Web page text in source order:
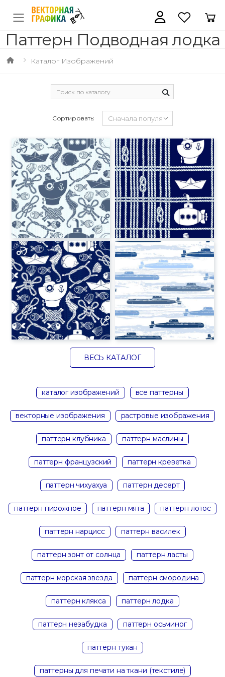
Паттерн Подводная лодка
Каталог Изображений
Сортировать:
ВЕСЬ КАТАЛОГ
каталог изображений все паттерны
векторные изображения растровые изображения
паттерн клубника паттерн маслины
паттерн французский паттерн креветка
паттерн чихуахуа паттерн десерт
паттерн пирожное паттерн мята паттерн лотос
паттерн нарцисс паттерн василек
паттерн зонт от солнца паттерн ласты
паттерн морская звезда паттерн смородина
паттерн клякса паттерн лодка
паттерн незабудка паттерн осьминог
паттерн тукан
паттерны для печати на ткани (текстиле)